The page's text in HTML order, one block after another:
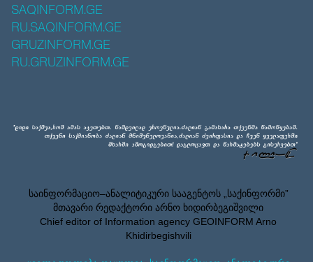
SAQINFORM.GE
RU.SAQINFORM.GE
GRUZINFORM.GE
RU.GRUZINFORM.GE
საინფორმაციო–ანალიტიკური სააგენტოს „საქინფორმი”
მთავარი რედაქტორი არნო ხიდირბეგიშვილი
Chief editor of Information agency GEOINFORM Arno
Khidirbegishvili